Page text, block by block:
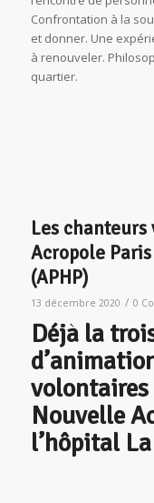
Confrontation à la
et donner. Une
à renouveler.
quartier.
Les
Acropole
(APHP)
13 décembre 2020 / 0
Déjà la
volontaires
Nouvelle
l’hôpital